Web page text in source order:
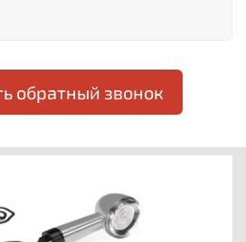
обратный звонок